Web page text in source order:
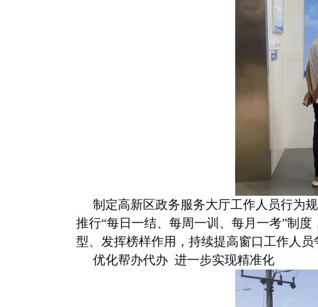
制定高新区政务服务大厅工作人员行为
推行“每日一结、每周一训、每月一考”制
型、发挥榜样作用，持续提高窗口工作人
优化帮办代办 进一步实现精准化